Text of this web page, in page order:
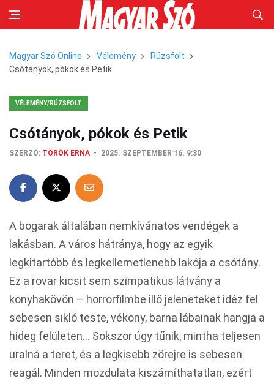
Magyar Szó Online Vélemény
Rúzsfolt
Csótányok, pókok és Petik
VÉLEMÉNY/RÚZSFOLT
Csótányok, pókok és Petik
SZERZŐ: TÖRÖK ERNA 2025. SZEPTEMBER 16. 9:30
A bogarak általában nemkívánatos vendégek a
lakásban. A város hátránya, hogy az egyik
legkitartóbb és legkellemetlenebb lakója a csótány.
Ez a rovar kicsit sem szimpatikus látvány a
konyhakövön – horrorfilmbe illő jeleneteket idéz fel
sebesen sikló teste, vékony, barna lábainak hangja a
hideg felületen… Sokszor úgy tűnik, mintha teljesen
uralná a teret, és a legkisebb zörejre is sebesen
reagál. Minden mozdulata kiszámíthatatlan, ezért